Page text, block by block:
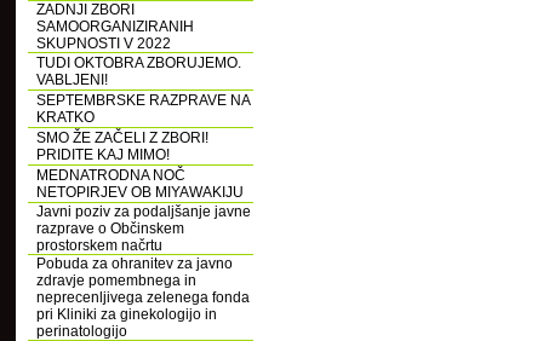
ZADNJI ZBORI
SAMOORGANIZIRANIH
SKUPNOSTI V 2022
TUDI OKTOBRA ZBORUJEMO.
VABLJENI!
SEPTEMBRSKE RAZPRAVE NA
KRATKO
SMO ŽE ZAČELI Z ZBORI!
PRIDITE KAJ MIMO!
MEDNATRODNA NOČ
NETOPIRJEV OB MIYAWAKIJU
Javni poziv za podaljšanje javne
razprave o Občinskem
prostorskem načrtu
Pobuda za ohranitev za javno
zdravje pomembnega in
neprecenljivega zelenega fonda
pri Kliniki za ginekologijo in
perinatologijo